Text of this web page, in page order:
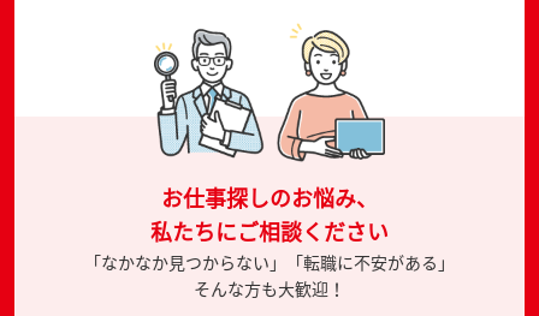
お仕事探しのお悩み、
私たちにご相談ください
「なかなか見つからない」「転職に不安がある」
そんな方も大歓迎！